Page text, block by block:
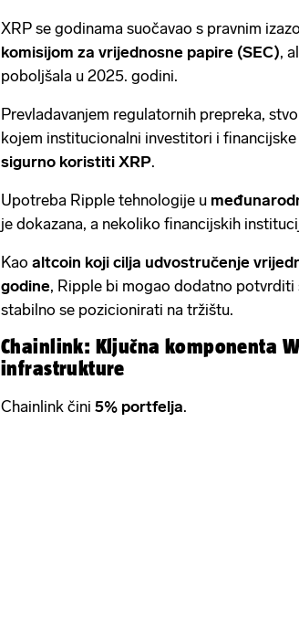
XRP se godinama suočavao s pravnim
komisijom za vrijednosne papire (SEC),
poboljšala u 2025. godini.
Prevladavanjem regulatornih prepreka,
kojem institucionalni investitori i
sigurno koristiti XRP.
Upotreba Ripple tehnologije u
je dokazana, a nekoliko financijskih
Kao altcoin koji cilja udvostručenje
godine, Ripple bi mogao dodatno
stabilno se pozicionirati na tržištu.
Chainlink: Ključna komponenta
infrastrukture
Chainlink čini 5% portfelja.